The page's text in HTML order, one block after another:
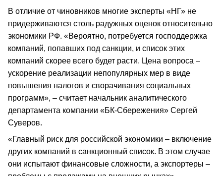
В отличие от чиновников многие эксперты «НГ» не
придерживаются столь радужных оценок относительно
экономики РФ. «Вероятно, потребуется господдержка
компаний, попавших под санкции, и список этих
компаний скорее всего будет расти. Цена вопроса –
ускорение реализации непопулярных мер в виде
повышения налогов и сворачивания социальных
программ», – считает начальник аналитического
департамента компании «БК-Сбережения» Сергей
Суверов.
«Главный риск для российской экономики – включение
других компаний в санкционный список. В этом случае
они испытают финансовые сложности, а экспортеры –